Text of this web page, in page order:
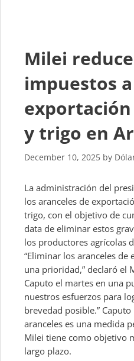
Milei
impuestos
y trigo en
December 10, 2025 by
La administración del
los aranceles de
trigo, con el objetivo de
data de eliminar estos
los productores agrícolas
“Eliminar los aranceles
una prioridad,” declaró el
Caputo el martes en una
nuestros esfuerzos para
brevedad posible.”
aranceles es una medida
Milei tiene como objetivo
largo plazo.